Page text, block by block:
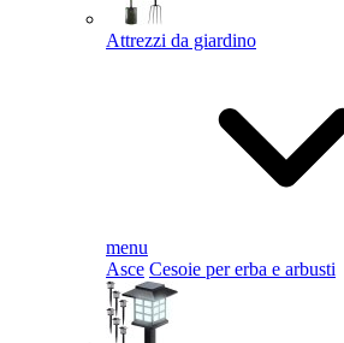
Attrezzi da giardino
menu
Asce Cesoie per erba e arbusti